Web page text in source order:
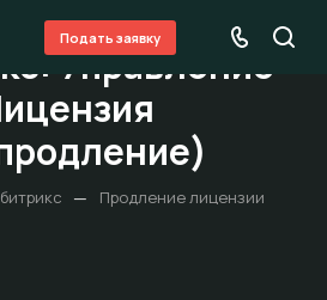
Подать заявку
Управление
— Продление лицензии